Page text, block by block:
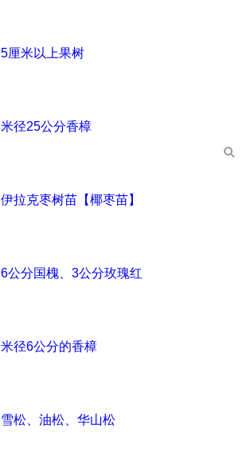
5厘米以上果树
米径25公分香樟
伊拉克枣树苗【椰枣苗】
6公分国槐、3公分玫瑰红
米径6公分的香樟
雪松、油松、华山松